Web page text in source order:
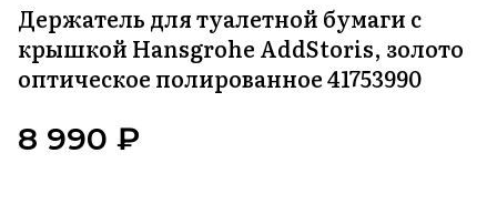
Держатель для туалетной бумаги с
крышкой Hansgrohe AddStoris, золото
оптическое полированное 41753990
8 990 ₽